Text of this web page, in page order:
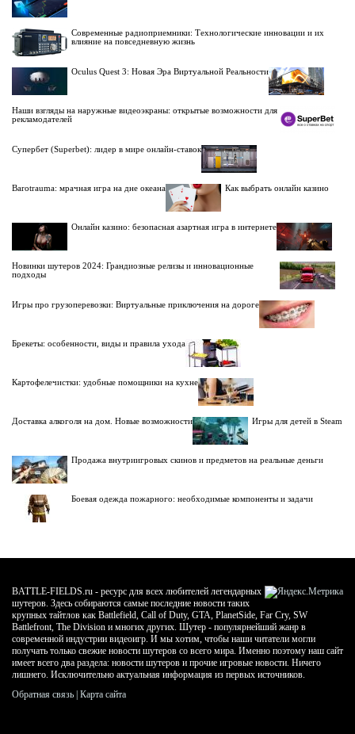
Современные радиоприемники: Технологические инновации и их
влияние на повседневную жизнь
Oculus Quest 3: Новая Эра Виртуальной Реальности
Наши взгляды на наружные видеоэкраны: открытые возможности для
рекламодателей
Супербет (Superbet): лидер в мире онлайн-ставок
Barotrauma: мрачная игра на дне океана Как выбрать онлайн казино
Онлайн казино: безопасная азартная игра в интернете
Новинки шутеров 2024: Грандиозные релизы и инновационные
подходы
Игры про грузоперевозки: Виртуальные приключения на дороге
Брекеты: особенности, виды и правила ухода
Картофелечистки: удобные помощники на кухне
Доставка алкоголя на дом. Новые возможности Игры для детей в Steam
Продажа внутриигровых скинов и предметов на реальные деньги
Боевая одежда пожарного: необходимые компоненты и задачи
BATTLE-FIELDS.ru - ресурс для всех любителей легендарных
шутеров. Здесь собираются самые последние новости таких
крупных тайтлов как Battlefield, Call of Duty, GTA, PlanetSide, Far Cry, SW
Battlefront, The Division и многих других. Шутер - популярнейший жанр в
современной индустрии видеоигр. И мы хотим, чтобы наши читатели могли
получать только свежие новости шутеров со всего мира. Именно поэтому наш сайт
имеет всего два раздела: новости шутеров и прочие игровые новости. Ничего
лишнего. Исключительно актуальная информация из первых источников.
Обратная связь Карта сайта